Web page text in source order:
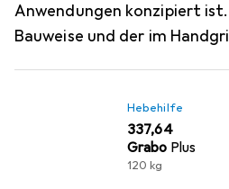
Anwendungen konzipiert
Bauweise und der im
Hebehilfe
EUR
337,64
Grabo Plus
120 kg